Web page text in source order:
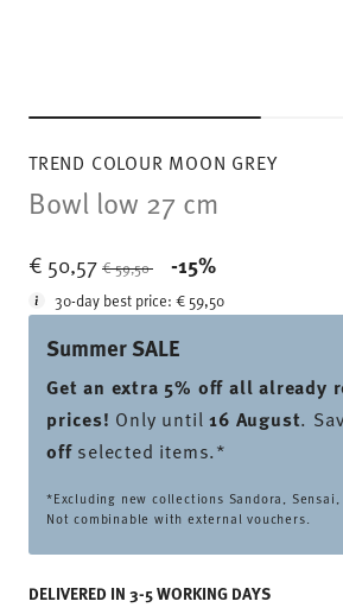
TREND COLOUR MOON GREY
Bowl low 27 cm
€ 50,57 Price reduced from
€ 59,50 -15%
30-day best price:€ 59,50
Summer SALE
Get an extra 5% off all already
prices! Only until16 August.
offselected items.*
*Excluding new collections Sandora, Sensai,
Not combinable with external vouchers.
DELIVERED IN 3-5 WORKING DAYS